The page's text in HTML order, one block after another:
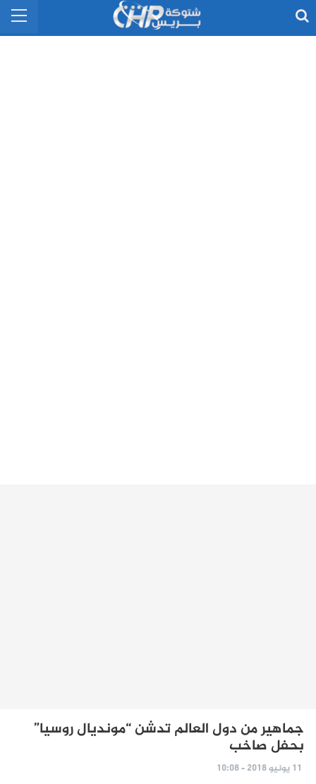
جماهير من دول العالم تدشن “مونديال روسيا”
بحفل صاخب
11 يونيو 2018 - 10:08